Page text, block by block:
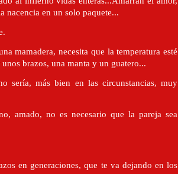
nacencia en un solo paquete...
mamadera, necesita que la temperatura esté
brazos, una manta y un guatero...
sería, más bien en las circunstancias, muy
amado, no es necesario que la pareja sea
en generaciones, que te va dejando en los